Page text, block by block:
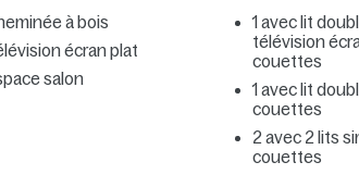
à bois
écran plat
salon
1 avec lit
télévision
couettes
1 avec lit
couettes
2 avec 2 lits
couettes